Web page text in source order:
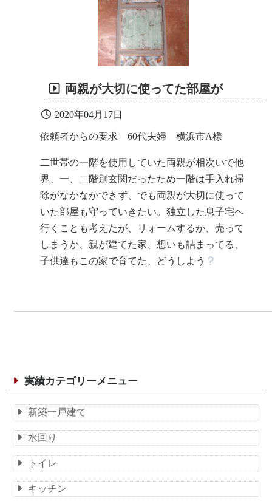
両親が大切に使ってた部屋が
2020年04月17日
依頼者からの要求 60代夫婦 横浜市A様
二世帯の一階を使用していた両親が相次いで他
界、一、二階別玄関だったため一階は手入れ掃
除がなかなかできず、でも両親が大切に使って
いた部屋も守っていきたい。独立した息子宅へ
行くことも考えたが、リォームするか、売って
しまうか、親が建てた家、想いも詰まってる、
子供達もこの家で育てた、どうしよう
実績カテゴリーメニュー
新築一戸建て
水回り
トイレ
キッチン